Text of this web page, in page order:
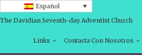
Español
The Davidian Seventh-day Adventist Church
Links Contacta Con Nosotros